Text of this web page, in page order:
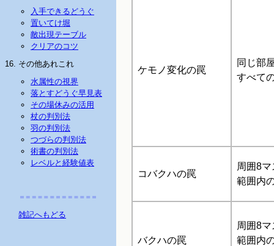
入手できるどうぐ
置いてけ堀
敵出現テーブル
クリアのコツ
その他あれこれ
水属性の視界
落とすどうぐ早見表
その場休みの活用
杖の判別法
羽の判別法
つづらの判別法
術書の判別法
レベルと経験値表
雑記へもどる
ケモノ変化の罠
同じ部
すべて
コバクハの罠
周囲8
範囲内
バクハの罠
周囲8
範囲内